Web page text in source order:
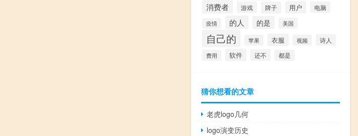
消费者 游戏 牌子 用户 电脑
疫情 的人 的是 美国
自己的 苹果 衣服 视频 诗人
费用 软件 还不 都是
猜你想看的文章
老虎logo几何
logo演变历史